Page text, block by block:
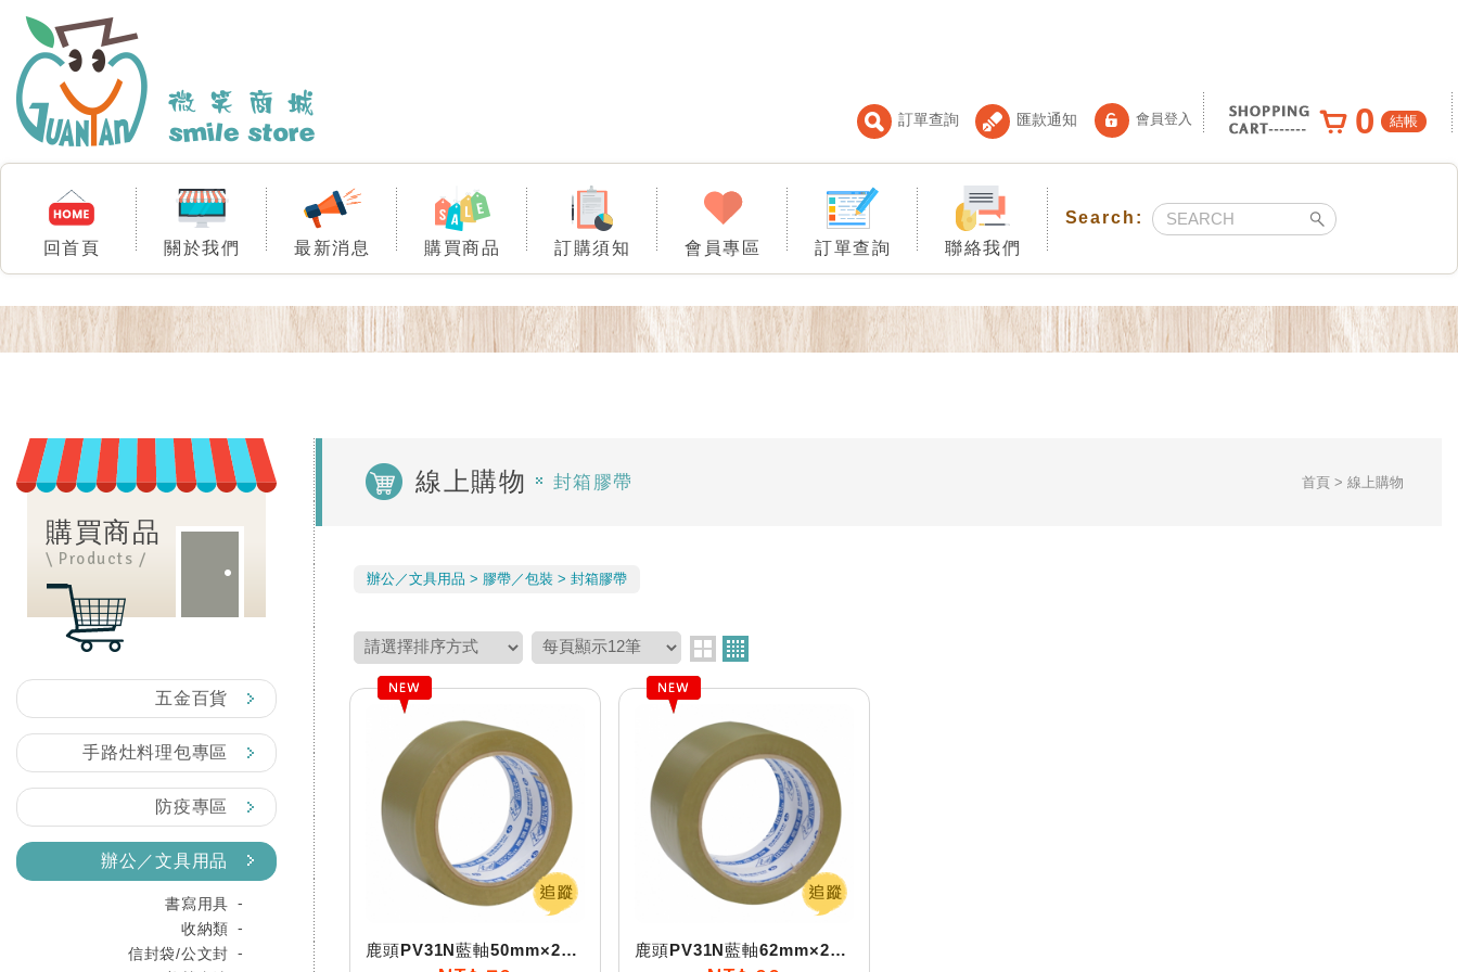
訂單查詢 匯款通知 會員登入 0 結帳
回首頁 關於我們 最新消息 購買商品 訂購須知 會員專區 訂單查詢 聯絡我們
購買商品
\ Products /
五金百貨
手路灶料理包專區
防疫專區
辦公／文具用品
書寫用具
收納類
信封袋/公文封
首頁 線上購物
線上購物 封箱膠帶
辦公／文具用品 膠帶／包裝 封箱膠帶
鹿頭PV31N藍軸50mm×27M(30y)PVC膠帶 鹿頭PV31N藍軸62mm×27M(30y)PVC膠帶